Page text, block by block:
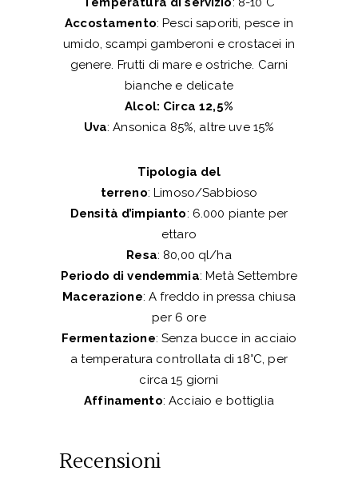
Accostamento: Pesci saporiti, pesce in
umido, scampi gamberoni e crostacei in
genere. Frutti di mare e ostriche. Carni
bianche e delicate
Alcol: Circa 12,5%
Uva: Ansonica 85%, altre uve 15%
Tipologia del
terreno: Limoso/Sabbioso
Densità d’impianto: 6.000 piante per
ettaro
Resa: 80,00 ql/ha
Periodo di vendemmia: Metà Settembre
Macerazione: A freddo in pressa chiusa
per 6 ore
Fermentazione: Senza bucce in acciaio
a temperatura controllata di 18°C, per
circa 15 giorni
Affinamento: Acciaio e bottiglia
Recensioni